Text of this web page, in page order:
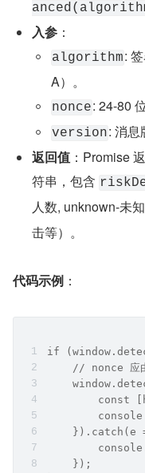
入参 ：
algorithm:
A）。
nonce: 24-80
version: 消息
返回值 ：Promise
符串，包含
人数, unknown-未
击等）。
代码示例 ：
if
// nonce 应
const
}).catch(e
    });